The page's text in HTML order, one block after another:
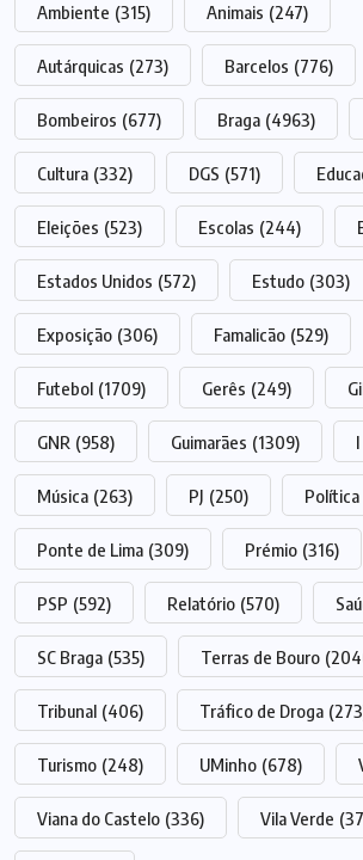
Ambiente (315) Animais (247)
Autárquicas (273) Barcelos (776)
Bombeiros (677) Braga (4963)
Cultura (332) DGS (571)
Eleições (523) Escolas (244)
Estados Unidos (572) Estudo (303)
Exposição (306) Famalicão (529)
Futebol (1709) Gerês (249)
GNR (958) Guimarães (1309)
Música (263) PJ (250) Política
Ponte de Lima (309) Prémio (316)
PSP (592) Relatório (570)
SC Braga (535) Terras de Bouro
Tribunal (406) Tráfico de Droga
Turismo (248) UMinho (678)
Viana do Castelo (336) Vila Verde